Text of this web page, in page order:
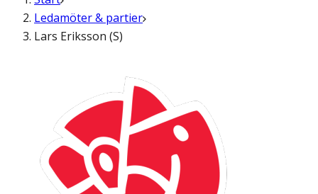
Ledamöter & partier
Lars Eriksson (S)